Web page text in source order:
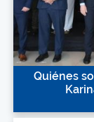
Quiénes